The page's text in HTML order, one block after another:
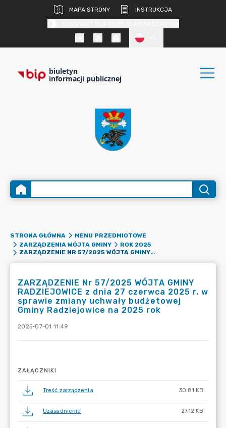
MAPA STRONY
INSTRUKCJA
biuletyn
informacji publicznej
STRONA GŁÓWNA
MENU PRZEDMIOTOWE
ZARZĄDZENIA WÓJTA GMINY
ROK 2025
ZARZĄDZENIE NR 57/2025 WÓJTA GMINY RADZIEJOWICE Z DNIA 27 CZERWCA 2025 R. W SPRAWIE ZMIANY UCHWAŁY BUDŻETOWEJ GMINY RADZIEJOWICE NA 2025 ROK
ZARZĄDZENIE Nr 57/2025 WÓJTA GMINY
RADZIEJOWICE z dnia 27 czerwca 2025 r. w
sprawie zmiany uchwały budżetowej
Gminy Radziejowice na 2025 rok
2025-07-01 11:49
ZAŁĄCZNIKI
Treść zarządzenia 30.81 KB
Uzasadnienie 27.12 KB